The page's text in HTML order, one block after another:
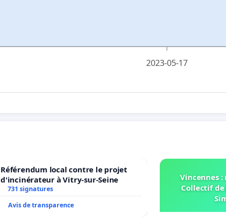
2023-05-17
Référendum local contre le projet
d'incinérateur à Vitry-sur-Seine
731 signatures
Avis de transparence
Vincennes
Collectif de